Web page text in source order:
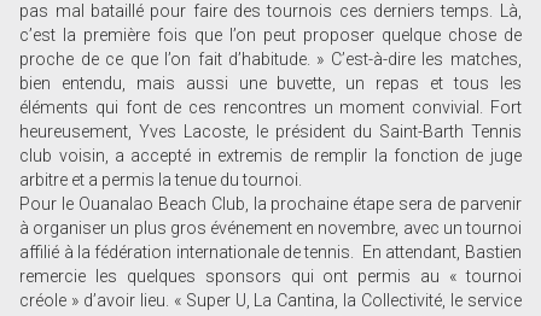
pas mal bataillé pour faire des tournois ces derniers temps. Là,
c’est la première fois que l’on peut proposer quelque chose de
proche de ce que l’on fait d’habitude. » C’est-à-dire les matches,
bien entendu, mais aussi une buvette, un repas et tous les
éléments qui font de ces rencontres un moment convivial. Fort
heureusement, Yves Lacoste, le président du Saint-Barth Tennis
club voisin, a accepté in extremis de remplir la fonction de juge
arbitre et a permis la tenue du tournoi.
Pour le Ouanalao Beach Club, la prochaine étape sera de parvenir
à organiser un plus gros événement en novembre, avec un tournoi
affilié à la fédération internationale de tennis. En attendant, Bastien
remercie les quelques sponsors qui ont permis au « tournoi
créole » d’avoir lieu. « Super U, La Cantina, la Collectivité, le service